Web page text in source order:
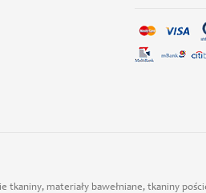
tkaniny, materiały bawełniane, tkaniny